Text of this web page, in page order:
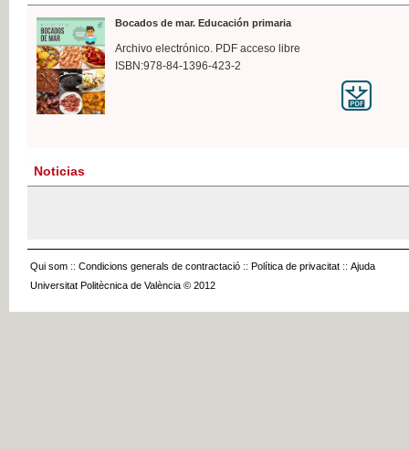
Bocados de mar. Educación primaria
Archivo electrónico. PDF acceso libre
ISBN:978-84-1396-423-2
Noticias
Qui som :: Condicions generals de contractació :: Política de privacitat :: Ajuda
Universitat Politècnica de València © 2012